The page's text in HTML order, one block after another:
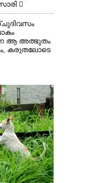


ആ അത്ഭുതം
കരുതലോടെ